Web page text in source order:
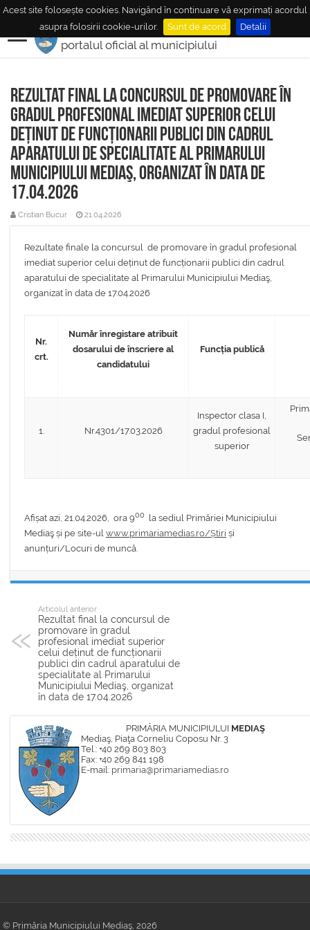
Acest site folosește cookies. Navigând în continuare vă exprimați acordul
asupra folosirii cookie-urilor.
Sunt de acord Detalii
MUNICIPIULMEDIAŞ
portalul oficial al municipiului
Rezultat final la concursul de promovare în
gradul profesional imediat superior celui
deținut de funcționarii publici din cadrul
aparatului de specialitate al Primarului
Municipiului Mediaş, organizat în data de
17.04.2026
Cristian Bucur 21.04.2026
Rezultate finale la concursul de promovare în gradul profesional
imediat superior celui deținut de funcționarii publici din cadrul
aparatului de specialitate al Primarului Municipiului Mediaş,
organizat în data de 17.04.2026
Nr.
crt.
Număr înregistare atribuit
dosarului de înscriere al
candidatului
Funcția publică
1. Nr.4301/17.03.2026
Inspector clasa I,
gradul profesional
superior
Afișat azi, 21.04.2026, ora 900
la sediul Primăriei Municipiului
Mediaş și pe site-ul www.primariamedias.ro/Știri și
anunțuri/Locuri de muncă.
Articolul anterior
Rezultat final la concursul de
promovare în gradul
profesional imediat superior
celui deținut de funcționarii
publici din cadrul aparatului de
specialitate al Primarului
Municipiului Mediaş, organizat
în data de 17.04.2026
PRIMĂRIA MUNICIPIULUI MEDIAŞ
Mediaş, Piaţa Corneliu Coposu Nr. 3
Tel.: +40 269 803 803
Fax: +40 269 841 198
E-mail: primaria@primariamedias.ro
© Primăria Municipiului Mediaş, 2026